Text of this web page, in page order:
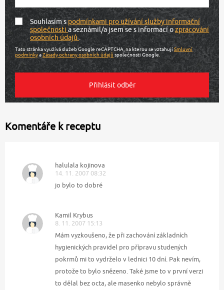
Souhlasím spodmínkami pro užívání služby informační
společnostia seznámil/a jsem se s informací ozpracování
osobních údajů.
Tato stránka využívá služeb Google reCAPTCHA, na kterou se vztahujíSmluvní
podmínkyaZásady ochrany osobních údajů společnosti Google.
Komentáře k receptu
halulala kojinova
14. 11. 2007 08:32
jo bylo to dobré
Kamil Krybus
8. 11. 2007 15:13
Mám vyzkoušeno, že při zachování základních
hygienických pravidel pro přípravu studených
pokrmů mi to vydrželo v lednici 10 dní. Pak nevím,
protože to bylo snězeno. Také jsme to v první verzi
to dělal bez octa, ale masenko nebylo správně